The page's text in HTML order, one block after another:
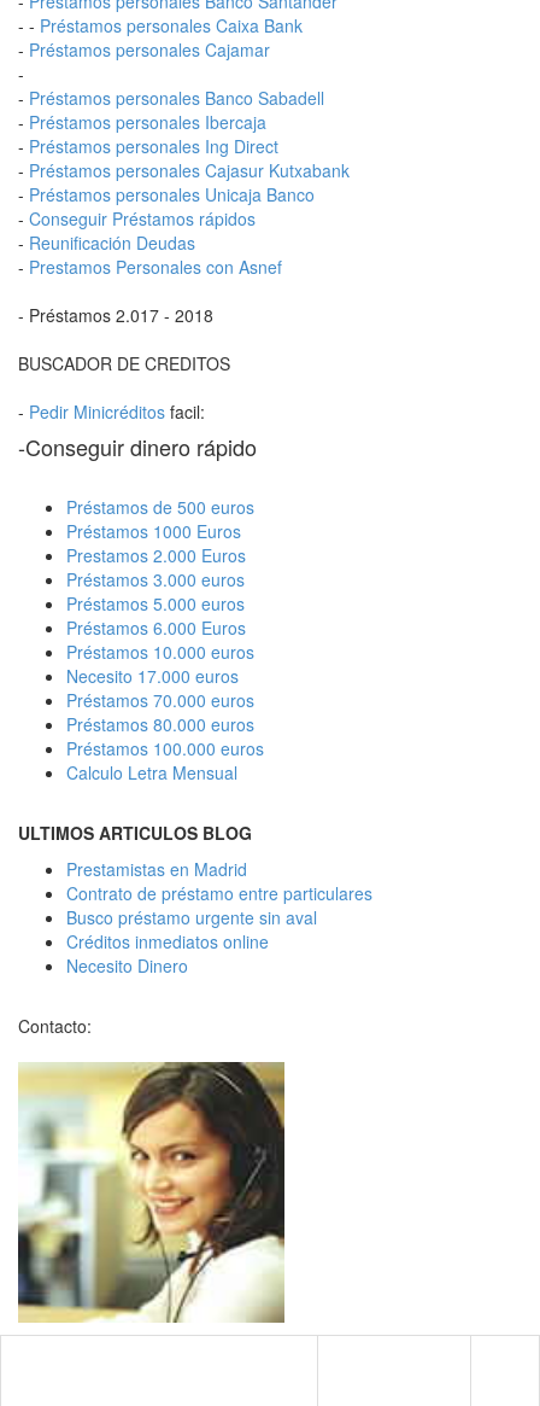
- - Préstamos personales Caixa Bank
- Préstamos personales Cajamar
-
- Préstamos personales Banco Sabadell
- Préstamos personales Ibercaja
- Préstamos personales Ing Direct
- Préstamos personales Cajasur Kutxabank
- Préstamos personales Unicaja Banco
- Conseguir Préstamos rápidos
- Reunificación Deudas
- Prestamos Personales con Asnef
- Préstamos 2.017 - 2018
BUSCADOR DE CREDITOS
- Pedir Minicréditos facil:
-Conseguir dinero rápido
Préstamos de 500 euros
Préstamos 1000 Euros
Prestamos 2.000 Euros
Préstamos 3.000 euros
Préstamos 5.000 euros
Préstamos 6.000 Euros
Préstamos 10.000 euros
Necesito 17.000 euros
Préstamos 70.000 euros
Préstamos 80.000 euros
Préstamos 100.000 euros
Calculo Letra Mensual
ULTIMOS ARTICULOS BLOG
Prestamistas en Madrid
Contrato de préstamo entre particulares
Busco préstamo urgente sin aval
Créditos inmediatos online
Necesito Dinero
Contacto: